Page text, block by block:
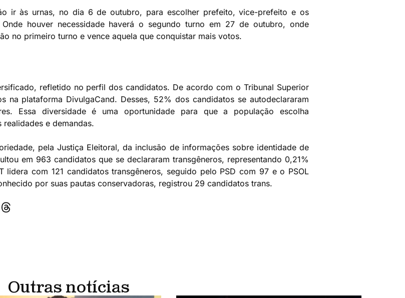
ir às urnas, no dia 6 de outubro, para escolher prefeito, vice-prefeito e os
houver necessidade haverá o segundo turno em 27 de outubro, onde
no primeiro turno e vence aquela que conquistar mais votos.
refletido no perfil dos candidatos. De acordo com o Tribunal Superior
na plataforma DivulgaCand. Desses, 52% dos candidatos se autodeclararam
Essa diversidade é uma oportunidade para que a população escolha
realidades e demandas.
pela Justiça Eleitoral, da inclusão de informações sobre identidade de
em 963 candidatos que se declararam transgêneros, representando 0,21%
com 121 candidatos transgêneros, seguido pelo PSD com 97 e o PSOL
por suas pautas conservadoras, registrou 29 candidatos trans.
Outras notícias